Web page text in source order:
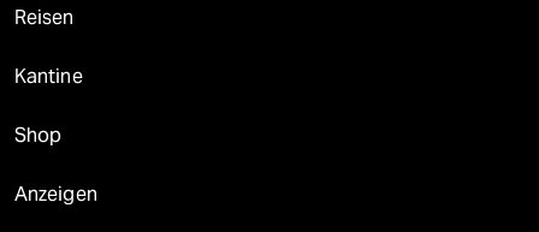
Reisen
Kantine
Shop
Anzeigen